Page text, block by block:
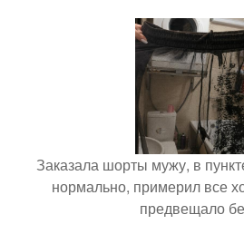
Заказала шорты мужу, в
нормально, примерил все
предвещало